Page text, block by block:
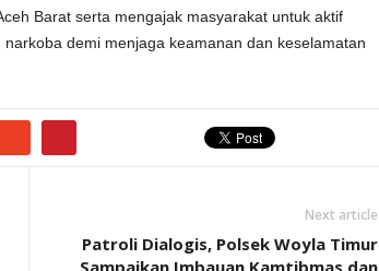
Barat serta mengajak masyarakat untuk aktif
demi menjaga keamanan dan keselamatan
Next article
Patroli Dialogis, Polsek Woyla Timur
Sampaikan Imbauan Kamtibmas dan